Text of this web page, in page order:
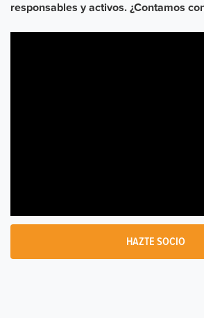
responsables y activos. ¿Contamos
HAZTE SOCIO